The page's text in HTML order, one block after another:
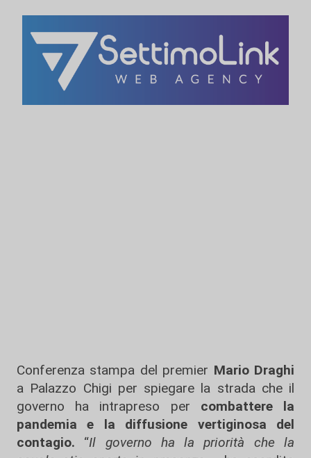
Conferenza stampa del premier Mario Draghi
a Palazzo Chigi per spiegare la strada che il
governo ha intrapreso per combattere la
pandemia e la diffusione vertiginosa del
contagio. “Il governo ha la priorità che la